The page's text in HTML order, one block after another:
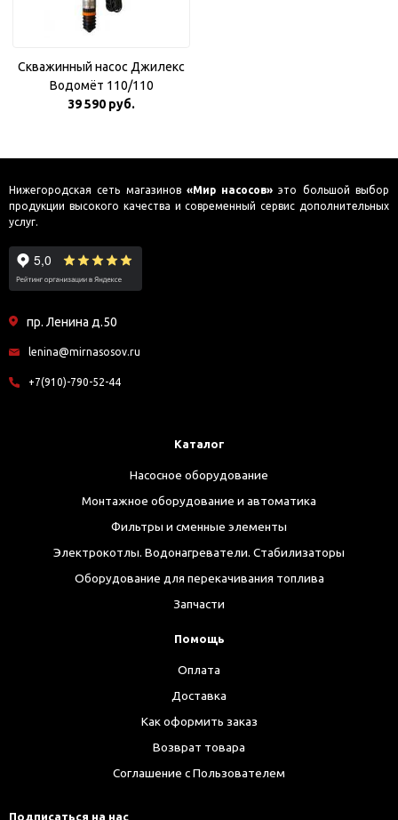
Скважинный насос Джилекс
Водомёт 110/110
39 590 руб.
Нижегородская сеть магазинов «Мир насосов» это большой выбор
продукции высокого качества и современный сервис дополнительных
услуг.
пр. Ленина д.50
lenina@mirnasosov.ru
+7(910)-790-52-44
Каталог
Насосное оборудование
Монтажное оборудование и автоматика
Фильтры и сменные элементы
Электрокотлы. Водонагреватели. Стабилизаторы
Оборудование для перекачивания топлива
Запчасти
Помощь
Оплата
Доставка
Как оформить заказ
Возврат товара
Соглашение с Пользователем
Подписаться на нас